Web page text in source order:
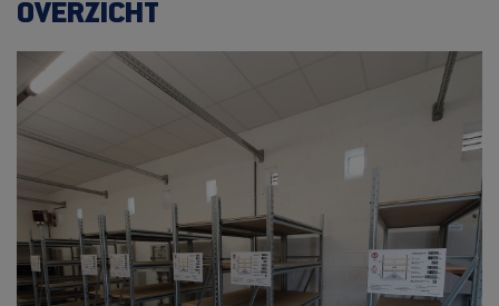
OVERZICHT